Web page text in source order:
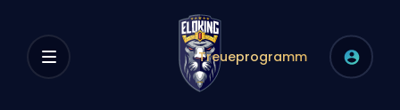
Treueprogramm